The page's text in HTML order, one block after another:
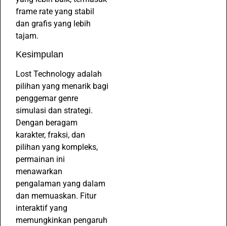
frame rate yang stabil
dan grafis yang lebih
tajam.
Kesimpulan
Lost Technology adalah
pilihan yang menarik bagi
penggemar genre
simulasi dan strategi.
Dengan beragam
karakter, fraksi, dan
pilihan yang kompleks,
permainan ini
menawarkan
pengalaman yang dalam
dan memuaskan. Fitur
interaktif yang
memungkinkan pengaruh